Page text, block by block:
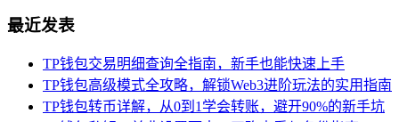
最近发表
TP钱包交易明细查询全指南，新手也能快速上手
TP钱包高级模式全攻略，解锁Web3进阶玩法的实用指南
TP钱包转币详解，从0到1学会转账，避开90%的新手坑